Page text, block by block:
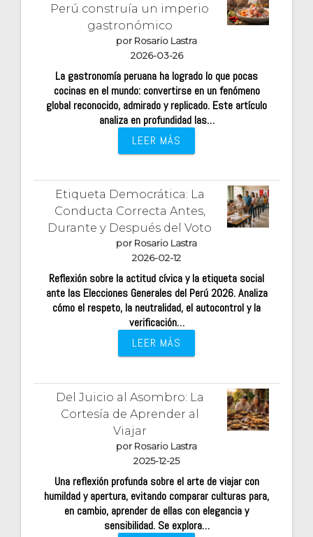
Perú construía un imperio
gastronómico
por Rosario Lastra
2026-03-26
La gastronomía peruana ha logrado lo que pocas
cocinas en el mundo: convertirse en un fenómeno
global reconocido, admirado y replicado. Este artículo
analiza en profundidad las…
LEER MÁS
Etiqueta Democrática: La
Conducta Correcta Antes,
Durante y Después del Voto
por Rosario Lastra
2026-02-12
Reflexión sobre la actitud cívica y la etiqueta social
ante las Elecciones Generales del Perú 2026. Analiza
cómo el respeto, la neutralidad, el autocontrol y la
verificación…
LEER MÁS
Del Juicio al Asombro: La
Cortesía de Aprender al
Viajar
por Rosario Lastra
2025-12-25
Una reflexión profunda sobre el arte de viajar con
humildad y apertura, evitando comparar culturas para,
en cambio, aprender de ellas con elegancia y
sensibilidad. Se explora…